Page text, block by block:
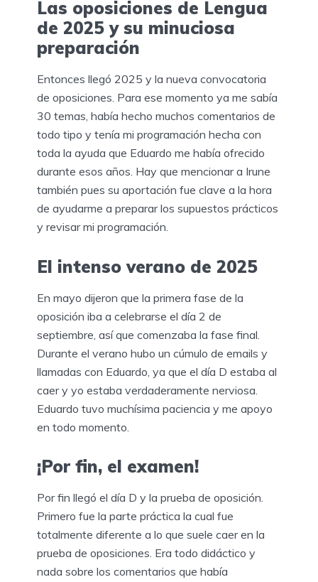
Las oposiciones de Lengua
de 2025 y su minuciosa
preparación
Entonces llegó 2025 y la nueva convocatoria
de oposiciones. Para ese momento ya me sabía
30 temas, había hecho muchos comentarios de
todo tipo y tenía mi programación hecha con
toda la ayuda que Eduardo me había ofrecido
durante esos años. Hay que mencionar a Irune
también pues su aportación fue clave a la hora
de ayudarme a preparar los supuestos prácticos
y revisar mi programación.
El intenso verano de 2025
En mayo dijeron que la primera fase de la
oposición iba a celebrarse el día 2 de
septiembre, así que comenzaba la fase final.
Durante el verano hubo un cúmulo de emails y
llamadas con Eduardo, ya que el día D estaba al
caer y yo estaba verdaderamente nerviosa.
Eduardo tuvo muchísima paciencia y me apoyo
en todo momento.
¡Por fin, el examen!
Por fin llegó el día D y la prueba de oposición.
Primero fue la parte práctica la cual fue
totalmente diferente a lo que suele caer en la
prueba de oposiciones. Era todo didáctico y
nada sobre los comentarios que había